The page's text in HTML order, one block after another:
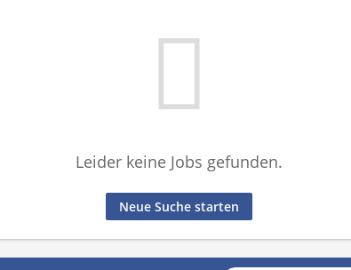
Leider keine Jobs gefunden.
Neue Suche starten